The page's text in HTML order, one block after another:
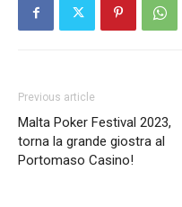
Previous article
Malta Poker Festival 2023,
torna la grande giostra al
Portomaso Casino!